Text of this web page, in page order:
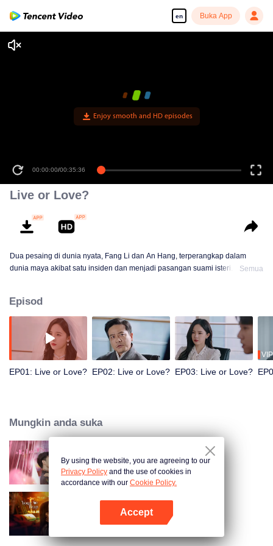
en Buka App
Enjoy smooth and HD episodes
00:00:00/00:35:36
Live or Love?
Dua pesaing di dunia nyata, Fang Li dan An Hang, terperangkap dalam
dunia maya akibat satu insiden dan menjadi pasangan suami isteri. Namun,
pertempuran sengit sepanjang jalan, mereka menjadi 'Mr. & Mrs. Smith' versi
sistem, saling jatuh cinta dalam konflik, dan akhirnya berjaya mengubah
peraturan sistem!
Semua
Episod
EP01: Live or Love? EP02: Live or Love? EP03: Live or Love?
VIP
Mungkin anda suka
My Fake Wife
Your Trap
By using the website, you are agreeing to our
Privacy Policy and the use of cookies in
accordance with our Cookie Policy.
Accept